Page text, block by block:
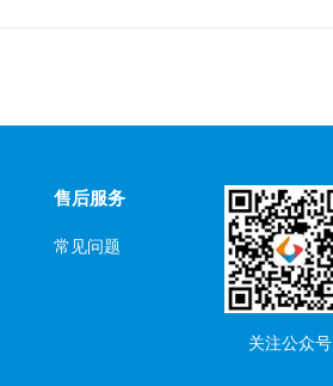
售后服务
常见问题
关注公众号